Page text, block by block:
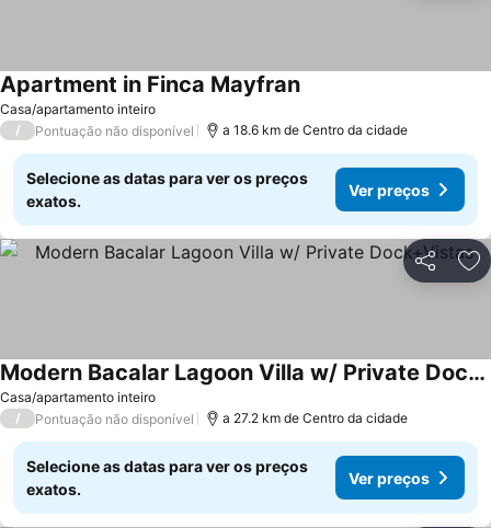
Casa/apartamento inteiro
Apartment in Finca MayfranVer preços
/ Pontuação não disponível a 18.6 km de Centro da cidade
Selecione as datas para ver os preços
exatos.
Ver preços
Partilhar
Casa/apartamento inteiro
Modern Bacalar Lagoon Villa w/ Private Dock+Vistas
Ver preços
/ Pontuação não disponível a 27.2 km de Centro da cidade
Selecione as datas para ver os preços
exatos.
Ver preços